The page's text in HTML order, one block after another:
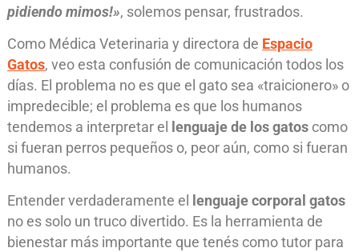
pidiendo mimos!», solemos pensar, frustrados.
Como Médica Veterinaria y directora de Espacio
Gatos, veo esta confusión de comunicación todos los
días. El problema no es que el gato sea «traicionero» o
impredecible; el problema es que los humanos
tendemos a interpretar el
lenguaje de los gatoscomo
si fueran perros pequeños o, peor aún, como si fueran
humanos.
Entender verdaderamente el
lenguaje corporal gatos
no es solo un truco divertido. Es la herramienta de
bienestar más importante que tenés como tutor para